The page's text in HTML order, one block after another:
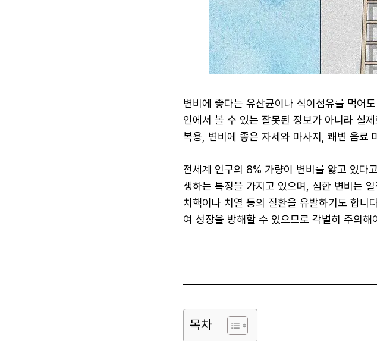
변비에 좋다는 유산균이나 식이섬유를 먹어
인에서 볼 수 있는 잘못된 정보가 아니라 실
복용, 변비에 좋은 자세와 마사지, 쾌변 음료
전세계 인구의 8% 가량이 변비를 앓고 있다
생하는 특징을 가지고 있으며, 심한 변비는
치핵이나 치열 등의 질환을 유발하기도 합니
여 성장을 방해할 수 있으므로 각별히 주의해
목차